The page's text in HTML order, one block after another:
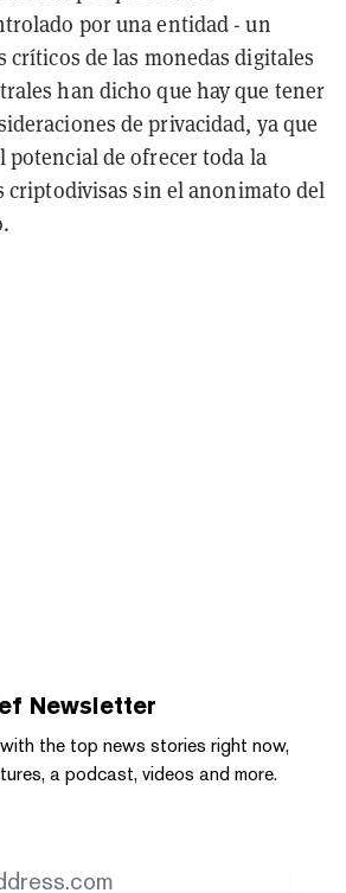
por una entidad - un
críticos de las monedas digitales
han dicho que hay que tener
de privacidad, ya que
potencial de ofrecer toda la
criptodivisas sin el anonimato del
Newsletter
the top news stories right now,
a podcast, videos and more.